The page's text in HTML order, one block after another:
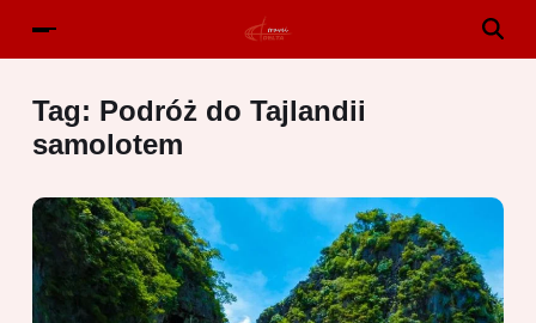
Tag: Podróż do Tajlandii
samolotem